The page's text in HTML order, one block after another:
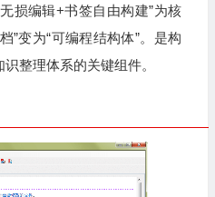
损编辑+书签自由构建”为核
”变为“可编程结构体”。是构
整理体系的关键组件。